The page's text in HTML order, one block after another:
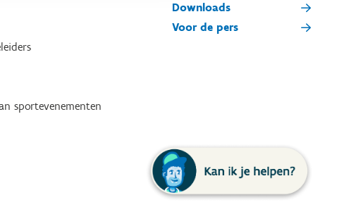
sportevenementen
Downloads
Voor de pers